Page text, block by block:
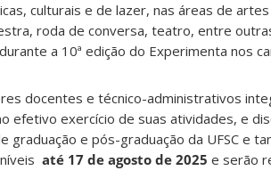
culturais e de lazer, nas áreas de artes
roda de conversa, teatro, entre
a 10ª edição do Experimenta nos
docentes e técnico-administrativos
efetivo exercício de suas atividades, e
e pós-graduação da UFSC e
até 17 de agosto de 2025 e serão